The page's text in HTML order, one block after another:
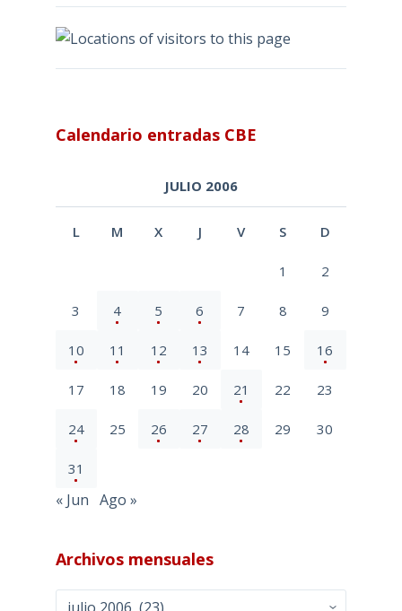
Calendario entradas CBE
JULIO 2006
L M X J V S D
1 2
3 4 5 6 7 8 9
10 11 12 13 14 15 16
17 18 19 20 21 22 23
24 25 26 27 28 29 30
31
« Jun Ago »
Archivos mensuales
Archivos